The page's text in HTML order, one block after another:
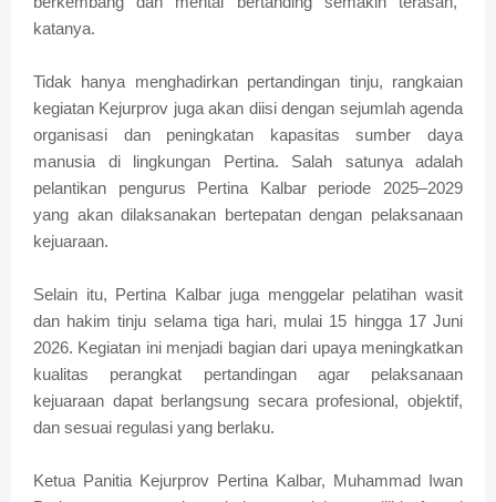
katanya.
Tidak hanya menghadirkan pertandingan tinju, rangkaian
kegiatan Kejurprov juga akan diisi dengan sejumlah agenda
organisasi dan peningkatan kapasitas sumber daya
manusia di lingkungan Pertina. Salah satunya adalah
pelantikan pengurus Pertina Kalbar periode 2025–2029
yang akan dilaksanakan bertepatan dengan pelaksanaan
kejuaraan.
Selain itu, Pertina Kalbar juga menggelar pelatihan wasit
dan hakim tinju selama tiga hari, mulai 15 hingga 17 Juni
2026. Kegiatan ini menjadi bagian dari upaya meningkatkan
kualitas perangkat pertandingan agar pelaksanaan
kejuaraan dapat berlangsung secara profesional, objektif,
dan sesuai regulasi yang berlaku.
Ketua Panitia Kejurprov Pertina Kalbar, Muhammad Iwan